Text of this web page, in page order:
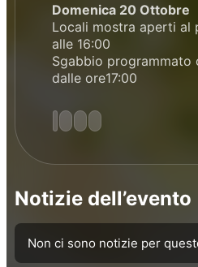
Domenica 20 Ottobre
Locali mostra aperti al
alle 16:00
Sgabbio programmato
dalle ore17:00
Notizie dell’evento
Non ci sono notizie per